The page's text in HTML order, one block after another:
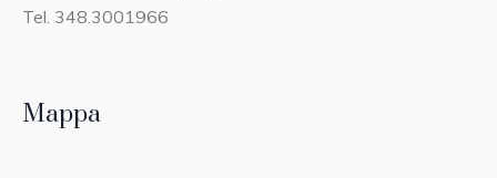
Tel. 348.3001966
Mappa